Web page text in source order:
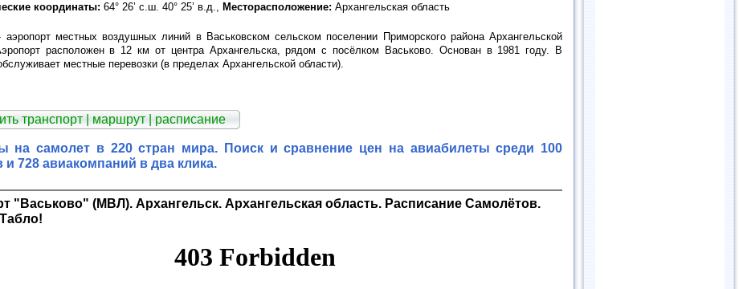
координаты: 64° 26’ с.ш. 40° 25’ в.д., Месторасположение: Архангельская область
аэропорт местных воздушных линий в Васьковском сельском поселении Приморского района Архангельской
расположен в 12 км от центра Архангельска, рядом с посёлком Васьково. Основан в 1981 году. В
местные перевозки (в пределах Архангельской области).
транспорт | маршрут | расписание
на самолет в 220 стран мира. Поиск и сравнение цен на авиабилеты среди 100
и 728 авиакомпаний в два клика.
"Васьково" (МВЛ). Архангельск. Архангельская область. Расписание Самолётов.